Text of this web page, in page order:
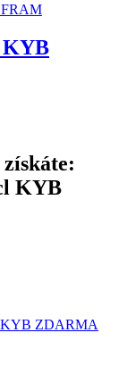
FRAM
KYB
KYB
KYB ZDARMA